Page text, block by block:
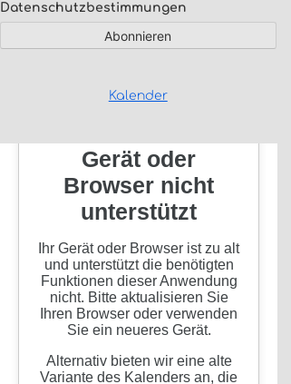
Datenschutzbestimmungen
Kalender